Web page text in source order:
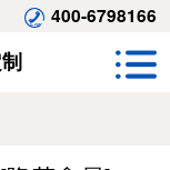
400-6798166